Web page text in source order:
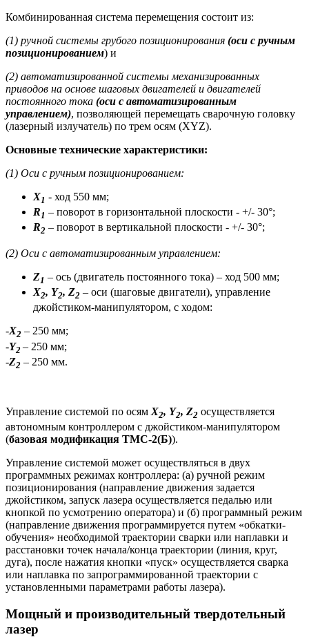
Комбинированная система перемещения состоит из:
(1) ручной системы грубого позиционирования (оси с ручным
позиционированием) и
(2) автоматизированной системы механизированных
приводов на основе шаговых двигателей и двигателей
постоянного тока (оси с автоматизированным
управлением), позволяющей перемещать сварочную головку
(лазерный излучатель) по трем осям (XYZ).
Основные технические характеристики:
(1) Оси с ручным позиционированием:
X1 - ход 550 мм;
R1 – поворот в горизонтальной плоскости - +/- 30°;
R2 – поворот в вертикальной плоскости - +/- 30°;
(2) Оси с автоматизированным управлением:
Z1 – ось (двигатель постоянного тока) – ход 500 мм;
X2, Y2, Z2 – оси (шаговые двигатели), управление
джойстиком-манипулятором, с ходом:
-X2 – 250 мм;
-Y2 – 250 мм;
-Z2 – 250 мм.
Управление системой по осям X2, Y2, Z2 осуществляется
автономным контроллером с джойстиком-манипулятором
(базовая модификация ТМС-2(Б)).
Управление системой может осуществляться в двух
программных режимах контроллера: (а) ручной режим
позиционирования (направление движения задается
джойстиком, запуск лазера осуществляется педалью или
кнопкой по усмотрению оператора) и (б) программный режим
(направление движения программируется путем «обкатки-
обучения» необходимой траектории сварки или наплавки и
расстановки точек начала/конца траектории (линия, круг,
дуга), после нажатия кнопки «пуск» осуществляется сварка
или наплавка по запрограммированной траектории с
установленными параметрами работы лазера).
Мощный и производительный твердотельный
лазер